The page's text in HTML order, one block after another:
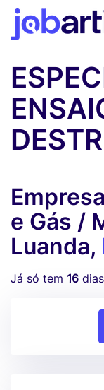
e Gás /
Luanda,
Já só tem 16